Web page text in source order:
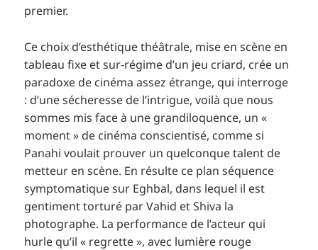
premier.
Ce choix d’esthétique théâtrale, mise en scène en
tableau fixe et sur-régime d’un jeu criard, crée un
paradoxe de cinéma assez étrange, qui interroge
: d’une sécheresse de l’intrigue, voilà que nous
sommes mis face à une grandiloquence, un «
moment » de cinéma conscientisé, comme si
Panahi voulait prouver un quelconque talent de
metteur en scène. En résulte ce plan séquence
symptomatique sur Eghbal, dans lequel il est
gentiment torturé par Vahid et Shiva la
photographe. La performance de l’acteur qui
hurle qu’il « regrette », avec lumière rouge